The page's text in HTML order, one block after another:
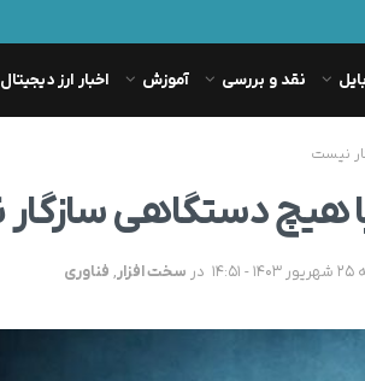
نقد و بررسی آموزش اخبار ارز دیجیتال
در سخت افزار, فناوری